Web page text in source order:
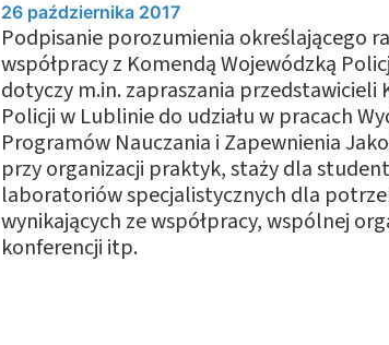
26 października 2017
Podpisanie porozumienia określającego
współpracy z Komendą Wojewódzką
dotyczy m.in. zapraszania przedstawicieli
Policji w Lublinie do udziału w pracach
Programów Nauczania i Zapewnienia
przy organizacji praktyk, staży dla
laboratoriów specjalistycznych dla
wynikających ze współpracy, wspólnej
konferencji itp.